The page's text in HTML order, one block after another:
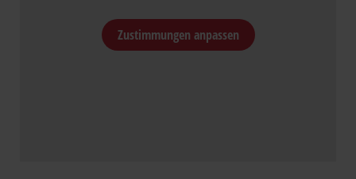
Zustimmungen anpassen